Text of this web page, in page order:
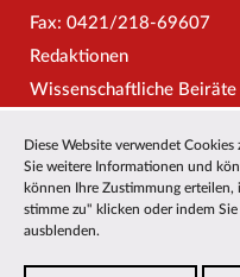
Fax: 0421/218-69607
Redaktionen
Wissenschaftliche Beiräte
Datenschutz
—Impressum
Diese Website verwendet Cookies
Sie weitere Informationen und
können Ihre Zustimmung
stimme zu" klicken oder indem
ausblenden.